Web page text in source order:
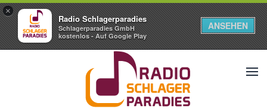
×
Radio Schlagerparadies
Schlagerparadies GmbH
kostenlos - Auf Google Play
ANSEHEN